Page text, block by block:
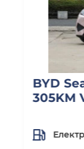
BYD
305KM